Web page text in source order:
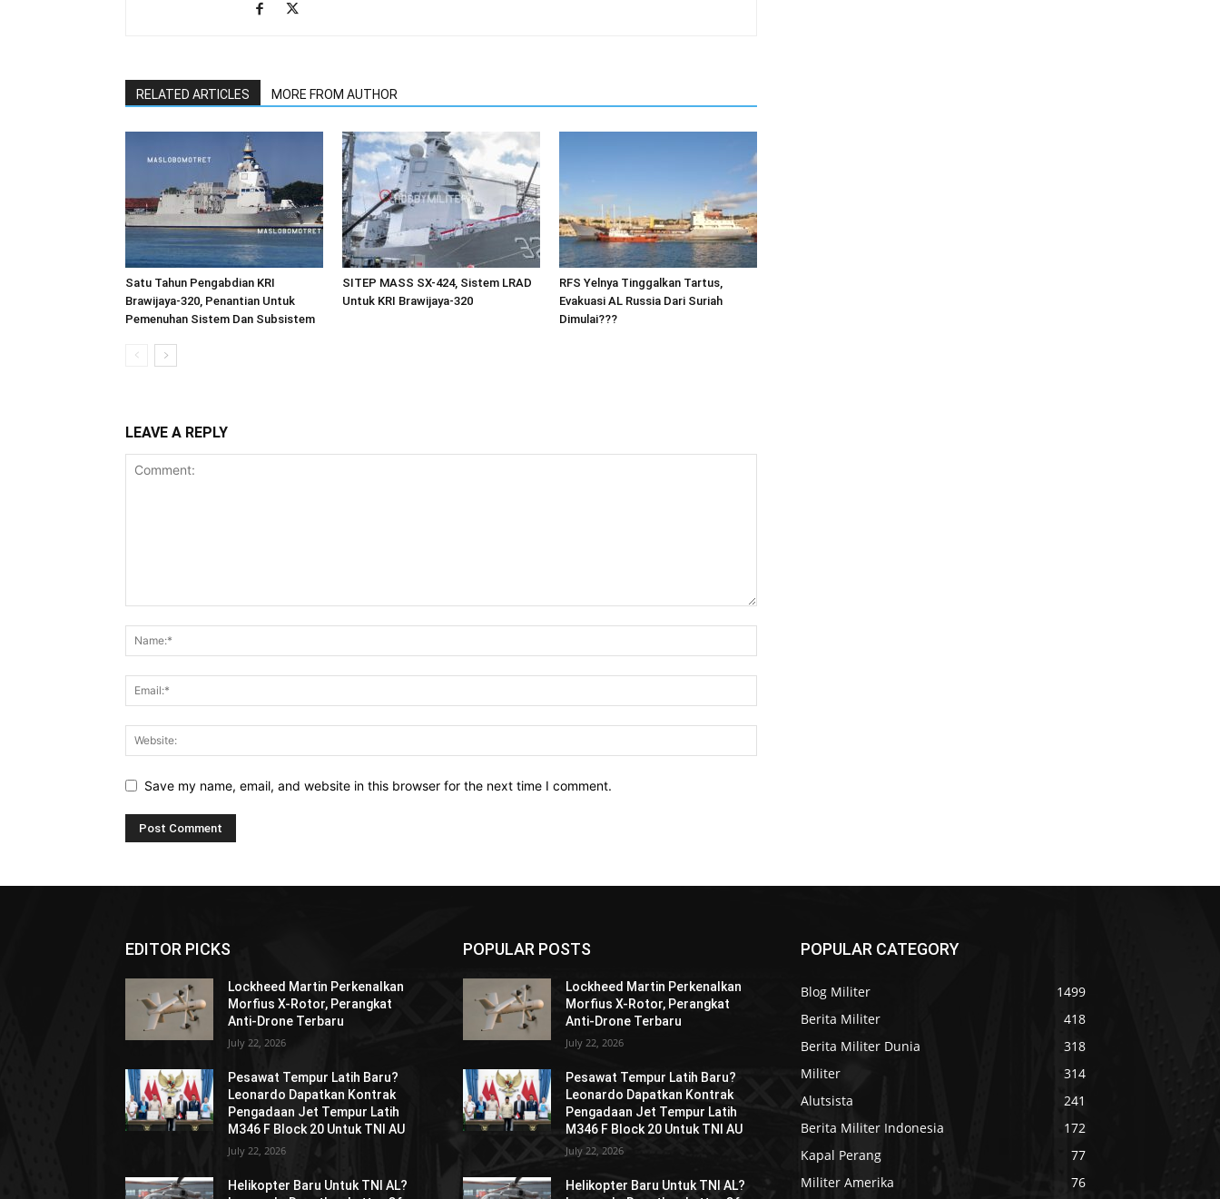
RELATED ARTICLES MORE FROM AUTHOR
Satu Tahun Pengabdian KRI
Brawijaya-320, Penantian Untuk
Pemenuhan Sistem Dan Subsistem
SITEP MASS SX-424, Sistem LRAD
Untuk KRI Brawijaya-320
RFS Yelnya Tinggalkan Tartus,
Evakuasi AL Russia Dari Suriah
Dimulai???
LEAVE A REPLY
Save my name, email, and website in this browser for the next time I comment.
EDITOR PICKS
Lockheed Martin Perkenalkan
Morfius X-Rotor, Perangkat
Anti-Drone Terbaru
July 22, 2026
Pesawat Tempur Latih Baru?
Leonardo Dapatkan Kontrak
Pengadaan Jet Tempur Latih
M346 F Block 20 Untuk TNI AU
July 22, 2026
Helikopter Baru Untuk TNI AL?
POPULAR POSTS
Lockheed Martin Perkenalkan
Morfius X-Rotor, Perangkat
Anti-Drone Terbaru
July 22, 2026
Pesawat Tempur Latih Baru?
Leonardo Dapatkan Kontrak
Pengadaan Jet Tempur Latih
M346 F Block 20 Untuk TNI AU
July 22, 2026
Helikopter Baru Untuk TNI AL?
POPULAR CATEGORY
Blog Militer
1499
Berita Militer
418
Berita Militer Dunia
318
Militer
314
Alutsista
241
Berita Militer Indonesia
172
Kapal Perang
77
Militer Amerika
76